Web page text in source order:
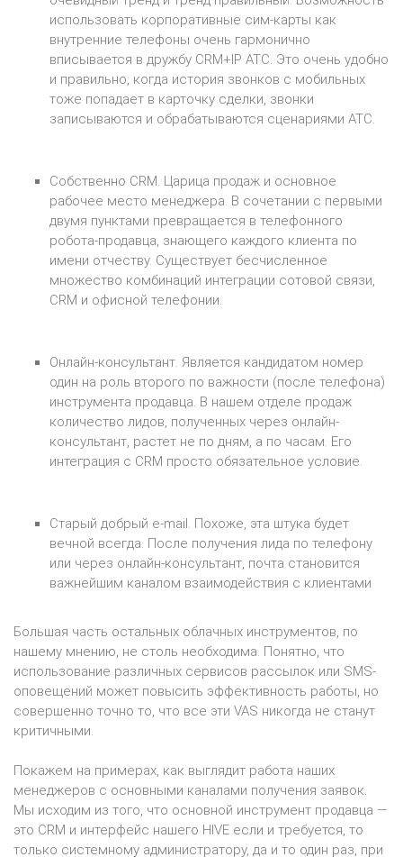
использовать корпоративные сим-карты как
внутренние телефоны очень гармонично
вписывается в дружбу CRM+IP АТС. Это очень удобно
и правильно, когда история звонков с мобильных
тоже попадает в карточку сделки, звонки
записываются и обрабатываются сценариями АТС.
Собственно CRM. Царица продаж и основное
рабочее место менеджера. В сочетании с первыми
двумя пунктами превращается в телефонного
робота-продавца, знающего каждого клиента по
имени отчеству. Существует бесчисленное
множество комбинаций интеграции сотовой связи,
CRM и офисной телефонии.
Онлайн-консультант. Является кандидатом номер
один на роль второго по важности (после телефона)
инструмента продавца. В нашем отделе продаж
количество лидов, полученных через онлайн-
консультант, растет не по дням, а по часам. Его
интеграция с CRM просто обязательное условие.
Старый добрый e-mail. Похоже, эта штука будет
вечной всегда. После получения лида по телефону
или через онлайн-консультант, почта становится
важнейшим каналом взаимодействия с клиентами
Большая часть остальных облачных инструментов, по
нашему мнению, не столь необходима. Понятно, что
использование различных сервисов рассылок или SMS-
оповещений может повысить эффективность работы, но
совершенно точно то, что все эти VAS никогда не станут
критичными.
Покажем на примерах, как выглядит работа наших
менеджеров с основными каналами получения заявок.
Мы исходим из того, что основной инструмент продавца —
это CRM и интерфейс нашего HIVE если и требуется, то
только системному администратору, да и то один раз, при